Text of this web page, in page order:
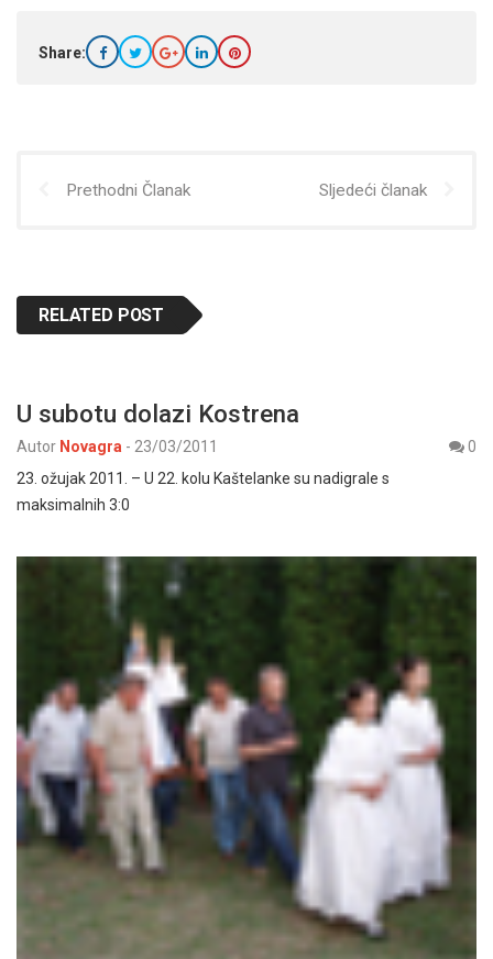
Share:
Prethodni Članak Sljedeći članak
RELATED POST
U subotu dolazi Kostrena
Autor Novagra - 23/03/2011
0
23. ožujak 2011. – U 22. kolu Kaštelanke su nadigrale s
maksimalnih 3:0